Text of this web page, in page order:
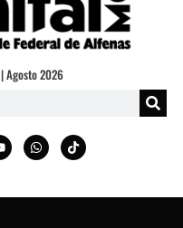
Canais
Agosto 2026